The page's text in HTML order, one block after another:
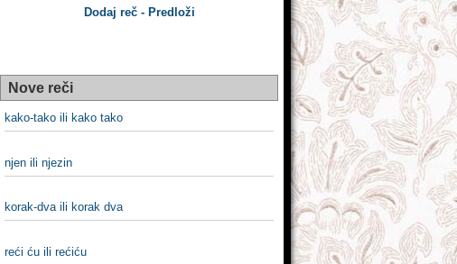
Dodaj reč - Predloži
Nove reči
kako-tako ili kako tako
njen ili njezin
korak-dva ili korak dva
reći ću ili rećiću